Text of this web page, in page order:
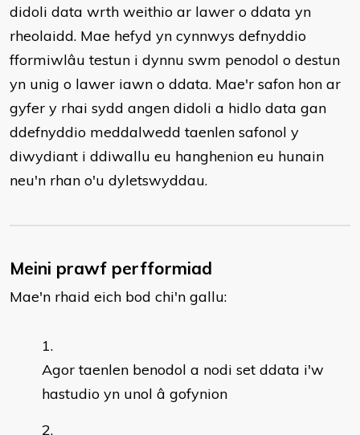
didoli data wrth weithio ar lawer o ddata yn
rheolaidd. Mae hefyd yn cynnwys defnyddio
fformiwlâu testun i dynnu swm penodol o destun
yn unig o lawer iawn o ddata. Mae'r safon hon ar
gyfer y rhai sydd angen didoli a hidlo data gan
ddefnyddio meddalwedd taenlen safonol y
diwydiant i ddiwallu eu hanghenion eu hunain
neu'n rhan o'u dyletswyddau.
Meini prawf perfformiad
Mae'n rhaid eich bod chi'n gallu:
Agor taenlen benodol a nodi set ddata i'w
hastudio yn unol â gofynion